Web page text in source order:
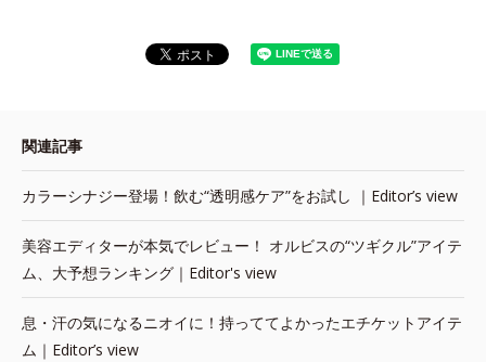
関連記事
カラーシナジー登場！飲む“透明感ケア”をお試し ｜Editor’s view
美容エディターが本気でレビュー！ オルビスの“ツギクル”アイテ
ム、大予想ランキング｜Editor's view
息・汗の気になるニオイに！持っててよかったエチケットアイテ
ム｜Editor’s view